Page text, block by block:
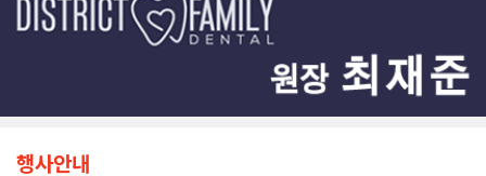
행사안내